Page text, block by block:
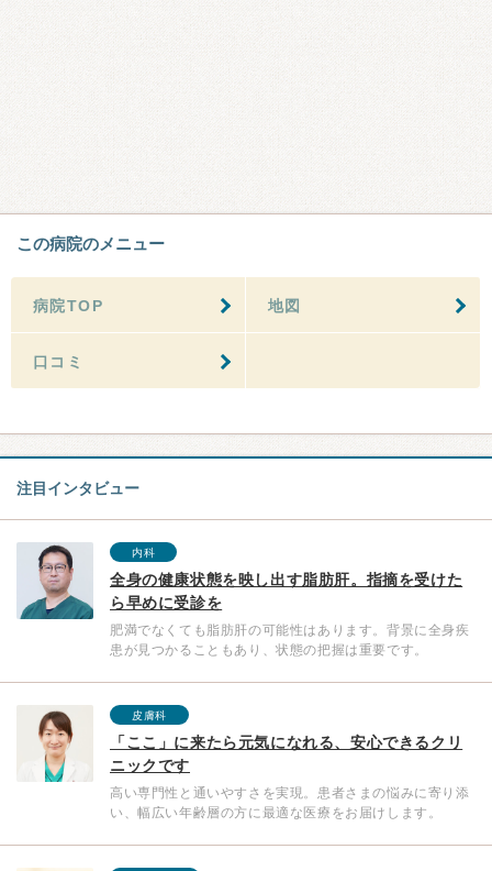
この病院のメニュー
病院TOP 地図
口コミ
注目インタビュー
内科
全身の健康状態を映し出す脂肪肝。指摘を受けた
ら早めに受診を
肥満でなくても脂肪肝の可能性はあります。背景に全身疾
患が見つかることもあり、状態の把握は重要です。
皮膚科
「ここ」に来たら元気になれる、安心できるクリ
ニックです
高い専門性と通いやすさを実現。患者さまの悩みに寄り添
い、幅広い年齢層の方に最適な医療をお届けします。